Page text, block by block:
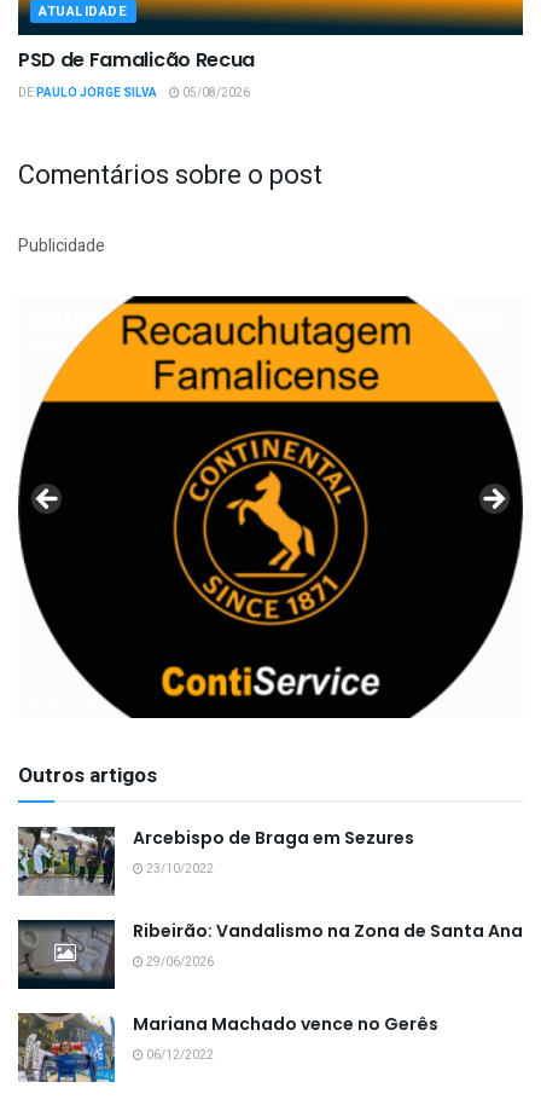
ATUALIDADE
PSD de Famalicão Recua
DEPAULO JORGE SILVA 05/08/2026
Comentários sobre o post
Publicidade
Outros artigos
Arcebispo de Braga em Sezures
23/10/2022
Ribeirão: Vandalismo na Zona de Santa Ana
29/06/2026
Mariana Machado vence no Gerês
06/12/2022